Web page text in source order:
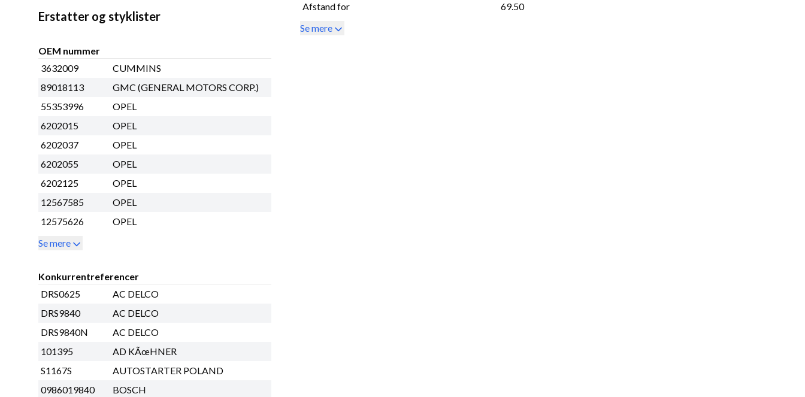
Erstatter og styklister
OEM nummer
3632009
CUMMINS
89018113
GMC (GENERAL MOTORS CORP.)
55353996
OPEL
6202015
OPEL
6202037
OPEL
6202055
OPEL
6202125
OPEL
12567585
OPEL
12575626
OPEL
Se mere
Konkurrentreferencer
DRS0625
AC DELCO
DRS9840
AC DELCO
DRS9840N
AC DELCO
101395
AD KÃœHNER
S1167S
AUTOSTARTER POLAND
0986019840
BOSCH
Afstand for
69.50
Se mere